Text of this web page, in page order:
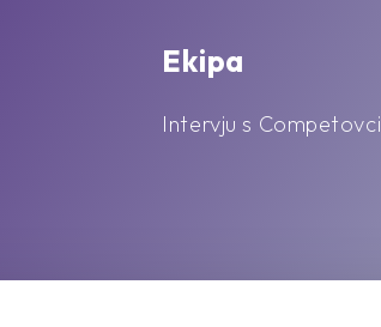
Ekipa
Intervju s Competovci